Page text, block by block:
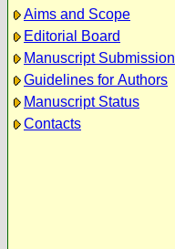
Aims and Scope
Editorial Board
Manuscript Submission
Guidelines for Authors
Manuscript Status
Contacts